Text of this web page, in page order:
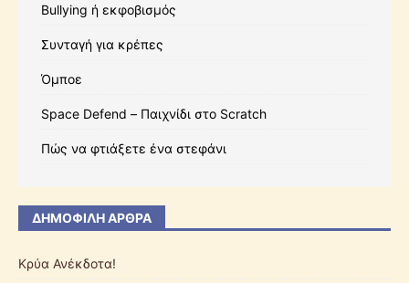
Bullying ή εκφοβισμός
Συνταγή για κρέπες
Όμποε
Space Defend – Παιχνίδι στο Scratch
Πώς να φτιάξετε ένα στεφάνι
ΔΗΜΟΦΙΛΉ ΆΡΘΡΑ
Κρύα Ανέκδοτα!